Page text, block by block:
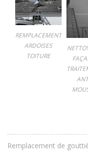
REMPLACEMENT
ARDOISES
TOITURE
Remplacement de